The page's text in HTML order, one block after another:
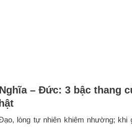
– Đức: 3 bậc thang
lòng tự nhiên khiêm nhường;